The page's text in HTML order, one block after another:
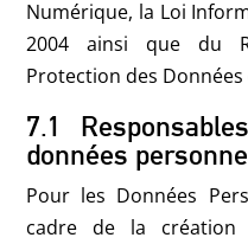
Numérique, la Loi
2004 ainsi que du
Protection des Données
7.1
données
Pour les Données
cadre de la